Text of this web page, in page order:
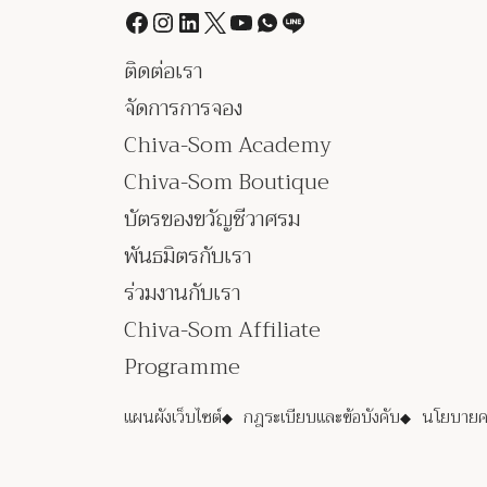
ติดต่อเรา
จัดการการจอง
Chiva-Som Academy
Chiva-Som Boutique
บัตรของขวัญชีวาศรม
พันธมิตรกับเรา
ร่วมงานกับเรา
Chiva-Som Affiliate
Programme
แผนผังเว็บไซต์ กฎระเบียบและข้อบังคับ นโยบาย